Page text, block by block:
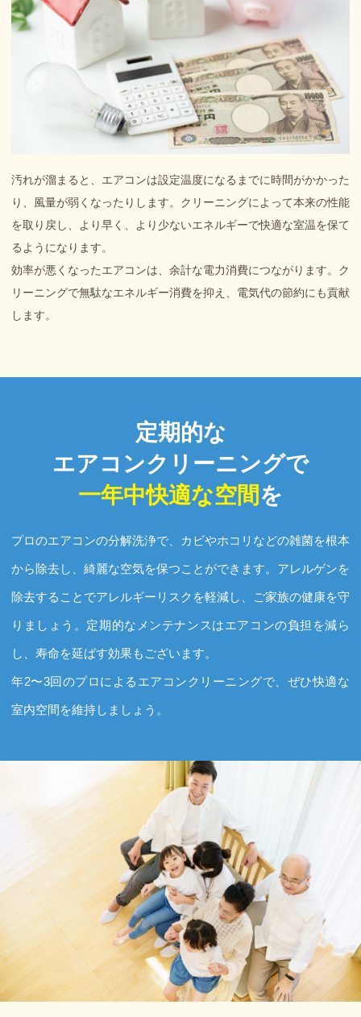
汚れが溜まると、エアコンは設定温度になるまでに時間がかかった
り、風量が弱くなったりします。クリーニングによって本来の性能
を取り戻し、より早く、より少ないエネルギーで快適な室温を保て
るようになります。
効率が悪くなったエアコンは、余計な電力消費につながります。ク
リーニングで無駄なエネルギー消費を抑え、電気代の節約にも貢献
します。
定期的な
エアコンクリーニングで
一年中快適な空間を
プロのエアコンの分解洗浄で、カビやホコリなどの雑菌を根本
から除去し、綺麗な空気を保つことができます。アレルゲンを
除去することでアレルギーリスクを軽減し、ご家族の健康を守
りましょう。定期的なメンテナンスはエアコンの負担を減ら
し、寿命を延ばす効果もございます。
年2〜3回のプロによるエアコンクリーニングで、ぜひ快適な
室内空間を維持しましょう。